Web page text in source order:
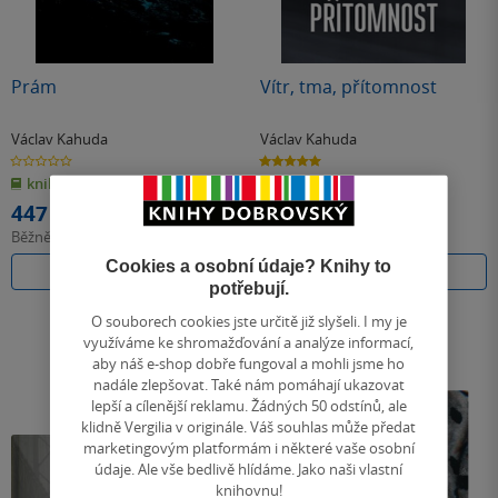
Prám
Václav Kahuda
0.0
z
5
hvězdiček
kniha
447 Kč
Běžně
Do košíku
Vítr, tma, přítomnost
Václav Kahuda
5.0
z
402 Kč
Do košíku
Cookies a osobní údaje? Knihy to
potřebují.
O souborech cookies jste určitě již slyšeli. I my je
využíváme ke shromažďování a analýze informací,
aby náš e-shop dobře fungoval a mohli jsme ho
nadále zlepšovat. Také nám pomáhají ukazovat
lepší a cílenější reklamu. Žádných 50 odstínů, ale
klidně Vergilia v originále. Váš souhlas může předat
marketingovým platformám i některé vaše osobní
údaje. Ale vše bedlivě hlídáme. Jako naši vlastní
knihovnu!